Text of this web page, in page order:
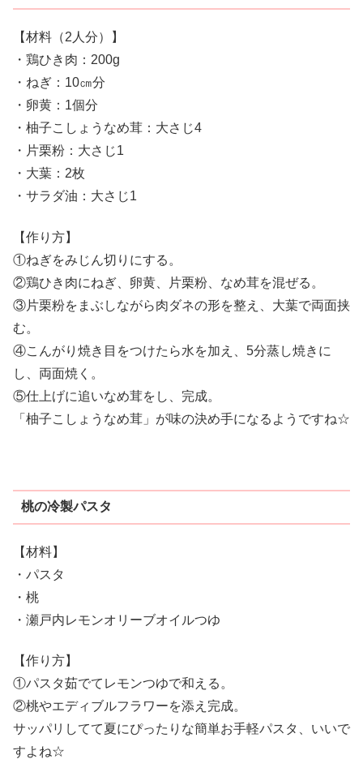
【材料（2人分）】
・鶏ひき肉：200g
・ねぎ：10㎝分
・卵黄：1個分
・柚子こしょうなめ茸：大さじ4
・片栗粉：大さじ1
・大葉：2枚
・サラダ油：大さじ1
【作り方】
①ねぎをみじん切りにする。
②鶏ひき肉にねぎ、卵黄、片栗粉、なめ茸を混ぜる。
③片栗粉をまぶしながら肉ダネの形を整え、大葉で両面挟
む。
④こんがり焼き目をつけたら水を加え、5分蒸し焼きに
し、両面焼く。
⑤仕上げに追いなめ茸をし、完成。
「柚子こしょうなめ茸」が味の決め手になるようですね☆
桃の冷製パスタ
【材料】
・パスタ
・桃
・瀬戸内レモンオリーブオイルつゆ
【作り方】
①パスタ茹でてレモンつゆで和える。
②桃やエディブルフラワーを添え完成。
サッパリしてて夏にぴったりな簡単お手軽パスタ、いいで
すよね☆